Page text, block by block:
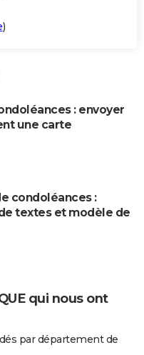
)
: envoyer
une carte
condoléances :
textes et modèle de
qui nous ont
par département de